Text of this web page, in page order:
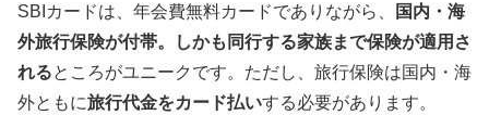
SBIカードは、年会費無料カードでありながら、
国内・海
外旅行保険が付帯。しかも同行する家族まで保険が適用さ
れるところがユニークです。ただし、旅行保険は国内・海
外ともに旅行代金をカード払いする必要があります。